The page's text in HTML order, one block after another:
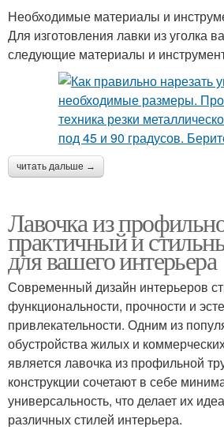
Необходимые материалы и
Для изготовления лавки из уголка
следующие материалы и
читать дальше →
Лавочка из
практичный и
для вашего интерьера
Современный дизайн интерьеров
функциональности, прочности и
привлекательности. Одним из
обустройства жилых и
является лавочка из профильной
конструкции сочетают в себе
универсальность, что делает их
различных стилей интерьера.